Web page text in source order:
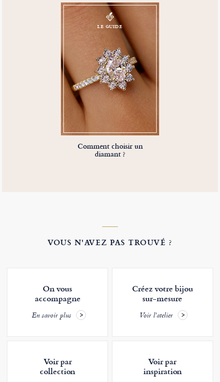
LE GUIDE
Comment choisir un
diamant ?
VOUS N'AVEZ PAS TROUVÉ ?
On vous
accompagne
En savoir plus
Créez votre bijou
sur-mesure
Voir l'atelier
Voir par
collection
Voir par
inspiration